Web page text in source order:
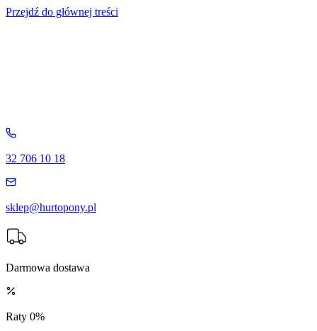
Przejdź do głównej treści
32 706 10 18
sklep@hurtopony.pl
Darmowa dostawa
Raty 0%